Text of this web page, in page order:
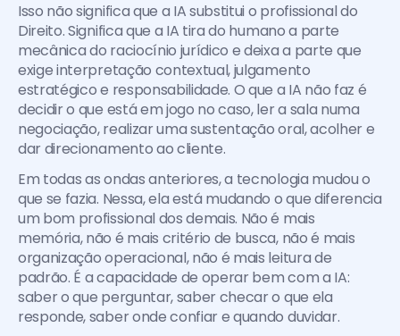
Isso não significa que a IA substitui o profissional do
Direito. Significa que a IA tira do humano a parte
mecânica do raciocínio jurídico e deixa a parte que
exige interpretação contextual, julgamento
estratégico e responsabilidade. O que a IA não faz é
decidir o que está em jogo no caso, ler a sala numa
negociação, realizar uma sustentação oral, acolher e
dar direcionamento ao cliente.
Em todas as ondas anteriores, a tecnologia mudou o
que se fazia. Nessa, ela está mudando o que diferencia
um bom profissional dos demais. Não é mais
memória, não é mais critério de busca, não é mais
organização operacional, não é mais leitura de
padrão. É a capacidade de operar bem com a IA:
saber o que perguntar, saber checar o que ela
responde, saber onde confiar e quando duvidar.